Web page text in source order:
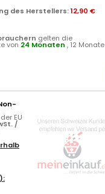
des Herstellers:12,90 €
gelten die
von 24 Monaten , 12 Monate
EU
/